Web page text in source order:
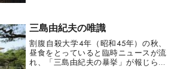
ちのめされた思い出がある。その象徴
ともいうべき赤備え軍団を手中にした
か...
三島由紀夫の唯識
割腹自殺大学4年（昭和45年）の秋、
昼食をとっていると臨時ニュースが流
れ、「三島由紀夫の暴挙」が報じられ